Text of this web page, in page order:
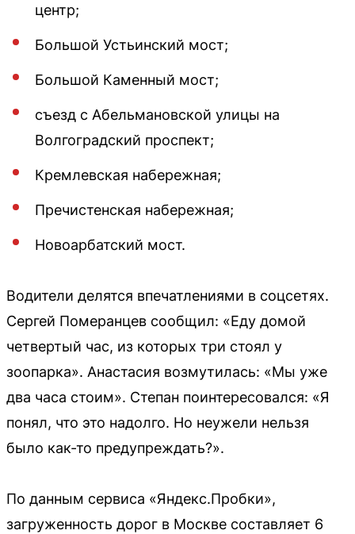
центр;
Большой Устьинский мост;
Большой Каменный мост;
съезд с Абельмановской улицы на
Волгоградский проспект;
Кремлевская набережная;
Пречистенская набережная;
Новоарбатский мост.
Водители делятся впечатлениями в соцсетях.
Сергей Померанцев сообщил: «Еду домой
четвертый час, из которых три стоял у
зоопарка». Анастасия возмутилась: «Мы уже
два часа стоим». Степан поинтересовался: «Я
понял, что это надолго. Но неужели нельзя
было как-то предупреждать?».
По данным сервиса «Яндекс.Пробки»,
загруженность дорог в Москве составляет 6